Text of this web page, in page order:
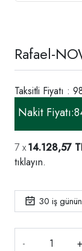
Rafael-
Taksitli Fiyatı :
Nakit Fiyatı:
14.128,57
tıklayın.
30 iş
- +